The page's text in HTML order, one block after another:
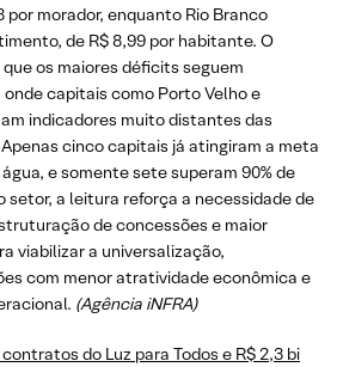
por morador, enquanto Rio Branco
de R$ 8,99 por habitante. O
os maiores déficits seguem
capitais como Porto Velho e
indicadores muito distantes das
cinco capitais já atingiram a meta
e somente sete superam 90% de
setor, a leitura reforça a necessidade de
de concessões e maior
viabilizar a universalização,
com menor atratividade econômica e
(Agência iNFRA)
do Luz para Todos e R$ 2,3 bi